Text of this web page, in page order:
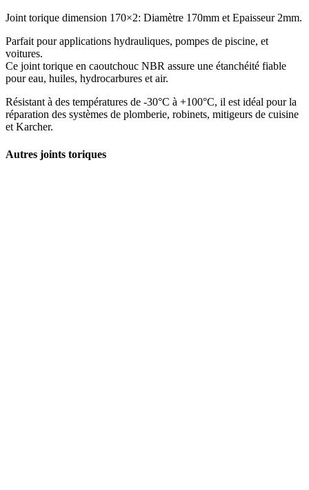
Joint torique dimension 170×2: Diamètre 170mm et Epaisseur 2mm.
Parfait pour applications hydrauliques, pompes de piscine, et
voitures.
Ce joint torique en caoutchouc NBR assure une étanchéité fiable
pour eau, huiles, hydrocarbures et air.
Résistant à des températures de -30°C à +100°C, il est idéal pour la
réparation des systèmes de plomberie, robinets, mitigeurs de cuisine
et Karcher.
Autres joints toriques